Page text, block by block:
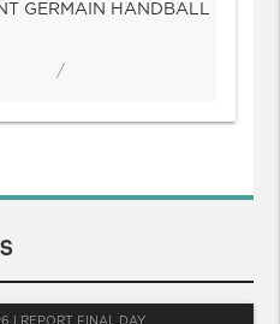
GERMAIN HANDBALL
/
I REPORT FINAL DAY